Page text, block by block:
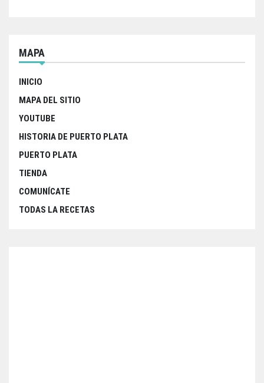
MAPA
INICIO
MAPA DEL SITIO
YOUTUBE
HISTORIA DE PUERTO PLATA
PUERTO PLATA
TIENDA
COMUNÍCATE
TODAS LA RECETAS